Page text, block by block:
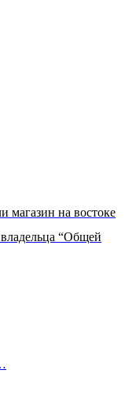
магазин на востоке
“Общей